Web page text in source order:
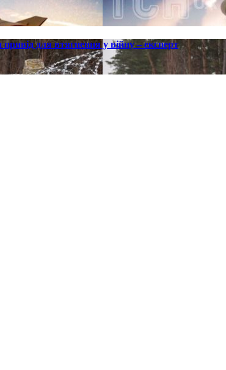
для втягнення у війну – експерт